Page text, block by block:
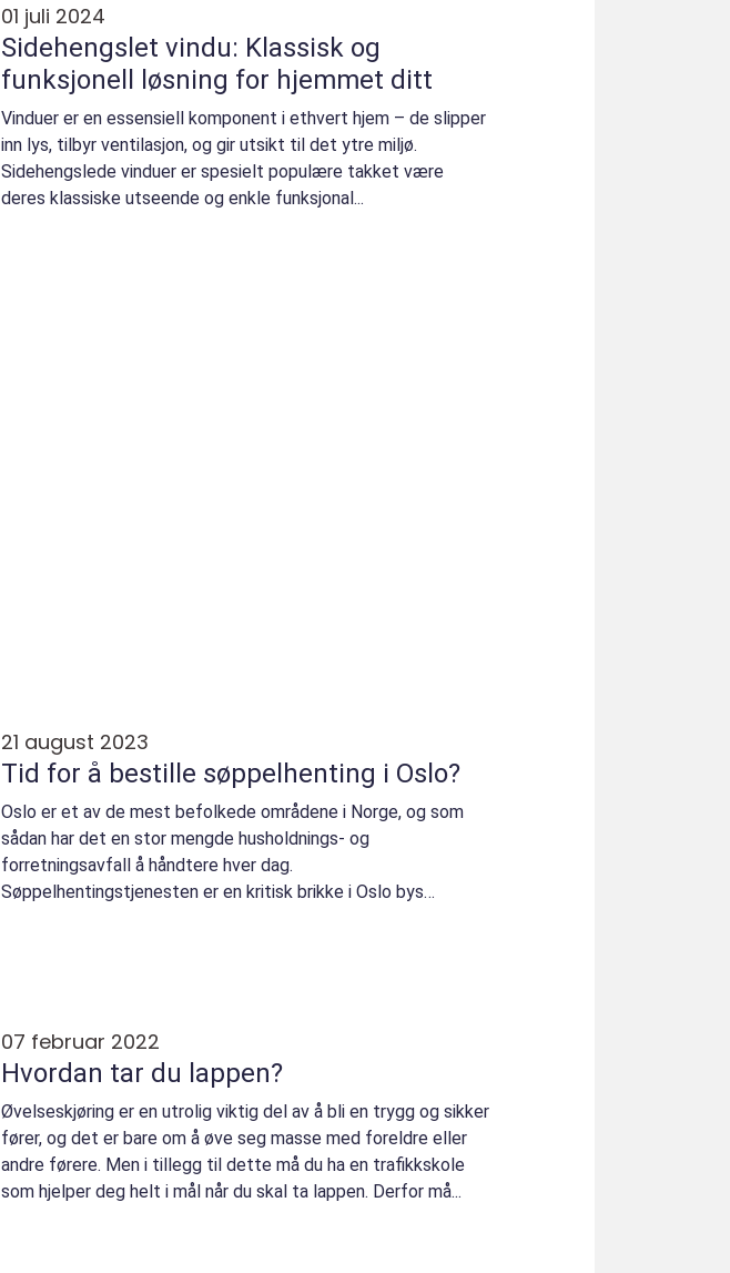
01 juli 2024
Sidehengslet vindu: Klassisk og
funksjonell løsning for hjemmet ditt
Vinduer er en essensiell komponent i ethvert hjem – de slipper
inn lys, tilbyr ventilasjon, og gir utsikt til det ytre miljø.
Sidehengslede vinduer er spesielt populære takket være
deres klassiske utseende og enkle funksjonal...
21 august 2023
Tid for å bestille søppelhenting i Oslo?
Oslo er et av de mest befolkede områdene i Norge, og som
sådan har det en stor mengde husholdnings- og
forretningsavfall å håndtere hver dag.
Søppelhentingstjenesten er en kritisk brikke i Oslo bys
07 februar 2022
Hvordan tar du lappen?
Øvelseskjøring er en utrolig viktig del av å bli en trygg og sikker
fører, og det er bare om å øve seg masse med foreldre eller
andre førere. Men i tillegg til dette må du ha en trafikkskole
som hjelper deg helt i mål når du skal ta lappen. Derfor må...